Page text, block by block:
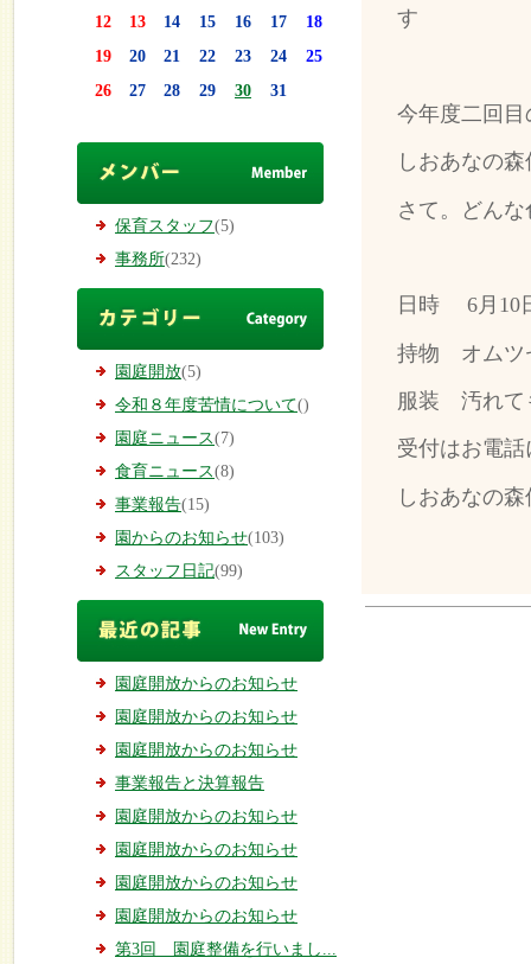
12
13 14 15 16 17
18
19
20 21 22 23 24
25
26
27 28 29 30 31
保育スタッフ(5)
事務所(232)
園庭開放(5)
令和８年度苦情について()
園庭ニュース(7)
食育ニュース(8)
事業報告(15)
園からのお知らせ(103)
スタッフ日記(99)
園庭開放からのお知らせ
園庭開放からのお知らせ
園庭開放からのお知らせ
事業報告と決算報告
園庭開放からのお知らせ
園庭開放からのお知らせ
園庭開放からのお知らせ
園庭開放からのお知らせ
第3回 園庭整備を行いまし...
す
今年度二回
しおあなの
さて。どん
日時 6月10
持物 オム
服装 汚れて
受付はお電
しおあなの